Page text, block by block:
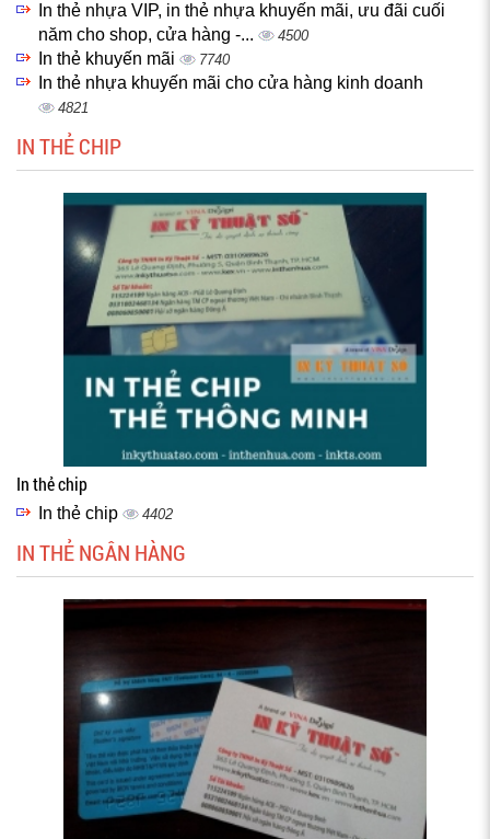
In thẻ nhựa VIP, in thẻ nhựa khuyến mãi, ưu đãi cuối
năm cho shop, cửa hàng -...
4500
In thẻ khuyến mãi 7740
In thẻ nhựa khuyến mãi cho cửa hàng kinh doanh
4821
IN THẺ CHIP
In thẻ chip
In thẻ chip 4402
IN THẺ NGÂN HÀNG